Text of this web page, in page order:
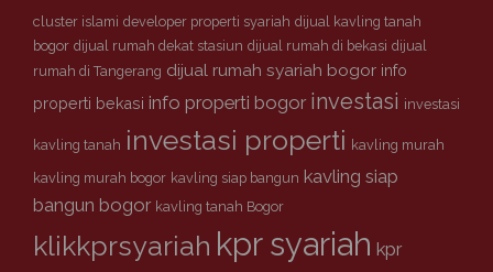
i
cluster islami developer properti syariah dijual kavling tanah
bogor dijual rumah dekat stasiun dijual rumah di bekasi dijual
rumah di Tangerang dijual rumah syariah bogor info
properti bekasi info properti bogor investasi investasi
kavling tanah investasi properti kavling murah
kavling murah bogor kavling siap bangun kavling siap
bangun bogor kavling tanah Bogor
klikkprsyariah kpr syariah kpr